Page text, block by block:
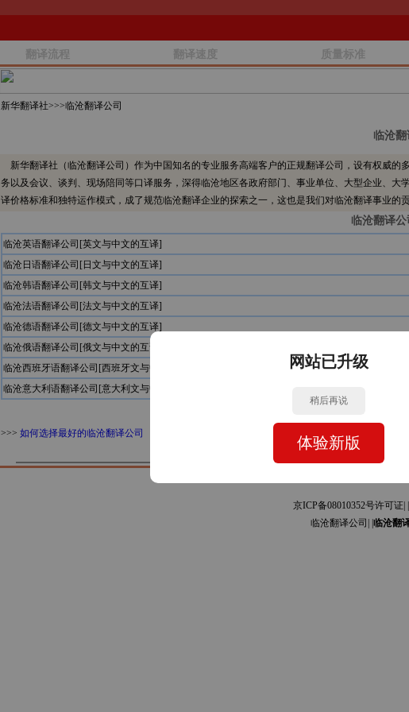
翻译流程 翻译速度 质量标准
新华翻译社>>>临沧翻译公司
临沧
新华翻译社（临沧翻译公司）作为中国知名的专业服务高端客户的正规翻译公司，设有权威
务以及会议、谈判、现场陪同等口译服务，深得临沧地区各政府部门、事业单位、大型企业、
译价格标准和独特运作模式，成了规范临沧翻译企业的探索之一，这也是我们对临沧翻译事业的
临沧翻译
临沧英语翻译公司[英文与中文的互译]
临沧日语翻译公司[日文与中文的互译]
临沧韩语翻译公司[韩文与中文的互译]
临沧法语翻译公司[法文与中文的互译]
临沧德语翻译公司[德文与中文的互译]
临沧俄语翻译公司[俄文与中文的互译]
临沧西班牙语翻译公司[西班牙文与中文的互译]
临沧意大利语翻译公司[意大利文与中文的互译]
>>> 如何选择最好的临沧翻译公司
京ICP备08010352号许可证| |
临沧翻译公司| | 临沧翻
网站已升级
稍后再说
体验新版